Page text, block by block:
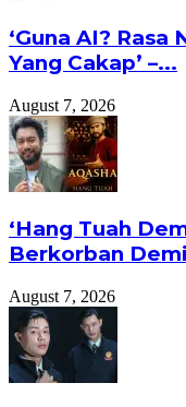
‘Guna AI?
Yang Cakap’ –...
August 7, 2026
‘Hang Tuah
Berkorban
August 7, 2026